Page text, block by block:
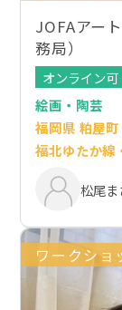
JOFAアー
務局）
オンライン可
絵画・陶芸
福岡県 粕屋町
福北ゆたか線
松尾ま
ワークショ